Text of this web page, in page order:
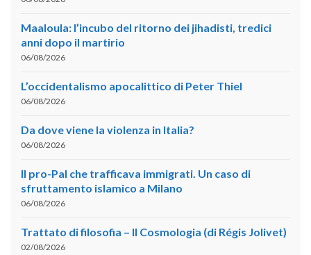
Maaloula: l’incubo del ritorno dei jihadisti, tredici
anni dopo il martirio
06/08/2026
L’occidentalismo apocalittico di Peter Thiel
06/08/2026
Da dove viene la violenza in Italia?
06/08/2026
Il pro-Pal che trafficava immigrati. Un caso di
sfruttamento islamico a Milano
06/08/2026
Trattato di filosofia – II Cosmologia (di Régis Jolivet)
02/08/2026